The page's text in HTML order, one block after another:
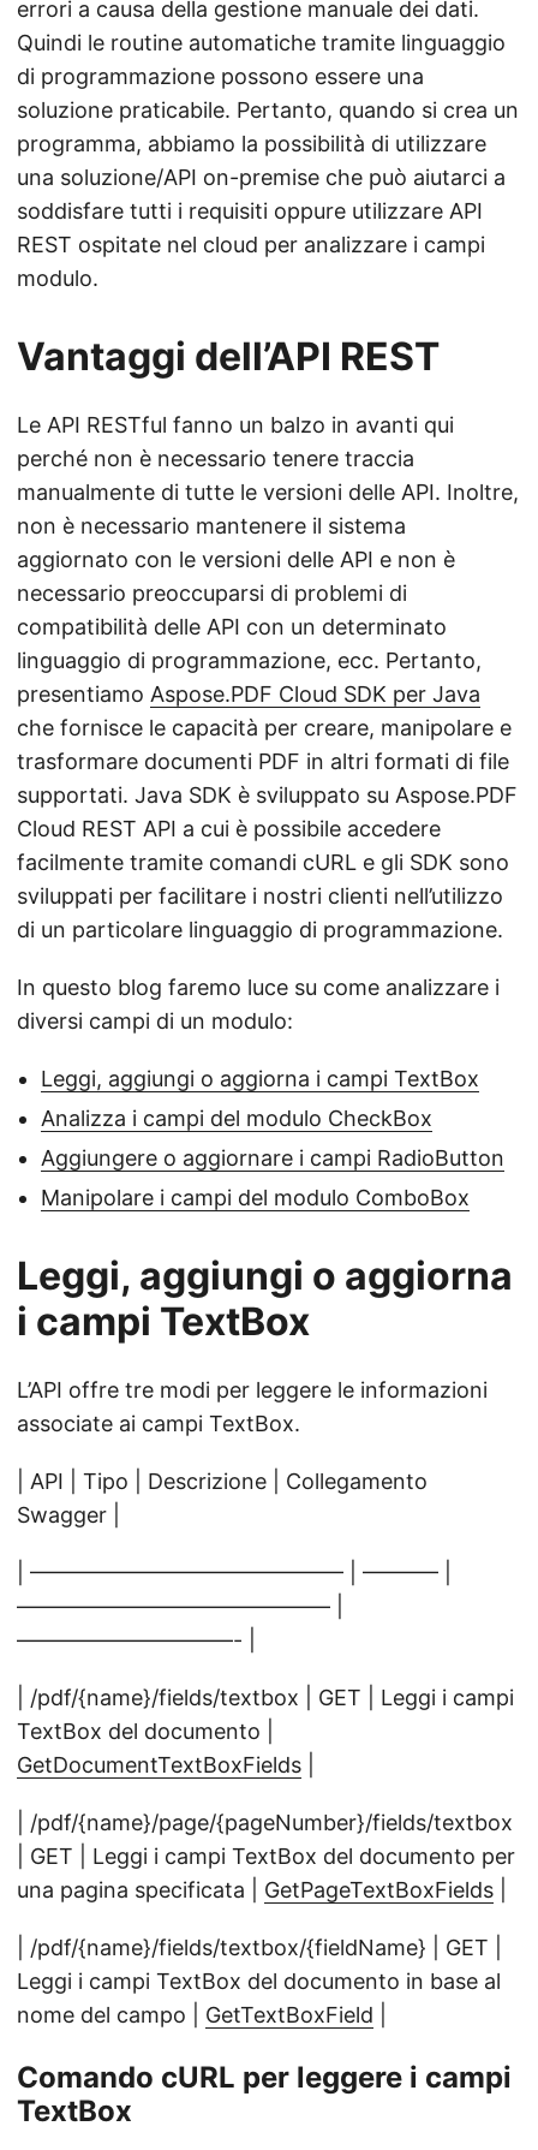
errori a causa della gestione manuale dei dati.
Quindi le routine automatiche tramite linguaggio
di programmazione possono essere una
soluzione praticabile. Pertanto, quando si crea un
programma, abbiamo la possibilità di utilizzare
una soluzione/API on-premise che può aiutarci a
soddisfare tutti i requisiti oppure utilizzare API
REST ospitate nel cloud per analizzare i campi
modulo.
Vantaggi dell’API REST
Le API RESTful fanno un balzo in avanti qui
perché non è necessario tenere traccia
manualmente di tutte le versioni delle API. Inoltre,
non è necessario mantenere il sistema
aggiornato con le versioni delle API e non è
necessario preoccuparsi di problemi di
compatibilità delle API con un determinato
linguaggio di programmazione, ecc. Pertanto,
presentiamo Aspose.PDF Cloud SDK per Java
che fornisce le capacità per creare, manipolare e
trasformare documenti PDF in altri formati di file
supportati. Java SDK è sviluppato su Aspose.PDF
Cloud REST API a cui è possibile accedere
facilmente tramite comandi cURL e gli SDK sono
sviluppati per facilitare i nostri clienti nell’utilizzo
di un particolare linguaggio di programmazione.
In questo blog faremo luce su come analizzare i
diversi campi di un modulo:
Leggi, aggiungi o aggiorna i campi TextBox
Analizza i campi del modulo CheckBox
Aggiungere o aggiornare i campi RadioButton
Manipolare i campi del modulo ComboBox
Leggi, aggiungi o aggiorna
i campi TextBox
L’API offre tre modi per leggere le informazioni
associate ai campi TextBox.
| API | Tipo | Descrizione | Collegamento
Swagger |
| ——————————————– | ———– |
——————————————– |
——————————- |
| /pdf/{name}/fields/textbox | GET | Leggi i campi
TextBox del documento |
GetDocumentTextBoxFields
| /pdf/{name}/page/{pageNumber}/fields/textbox
| GET | Leggi i campi TextBox del documento per
una pagina specificata | GetPageTextBoxFields
| /pdf/{name}/fields/textbox/{fieldName} | GET |
Leggi i campi TextBox del documento in base al
nome del campo | GetTextBoxField
Comando cURL per leggere i campi
TextBox